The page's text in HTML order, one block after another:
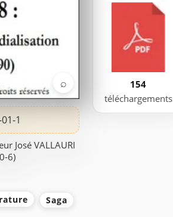
⌕
1
José VALLAURI
6)
154
téléchargements
Saga